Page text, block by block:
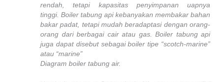
rendah, tetapi kapasitas penyimpanan uapnya
tinggi. Boiler tabung api kebanyakan membakar bahan
bakar padat, tetapi mudah beradaptasi dengan orang-
orang dari berbagai cair atau gas. Boiler tabung api
juga dapat disebut sebagai boiler tipe “scotch-marine”
atau “marine”
Diagram boiler tabung air.